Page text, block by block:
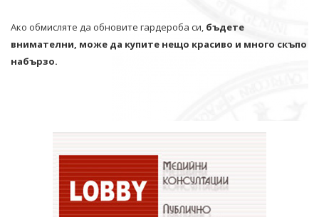
Ако обмисляте да обновите гардероба си, бъдете
внимателни, може да купите нещо красиво и много скъпо
набързо.